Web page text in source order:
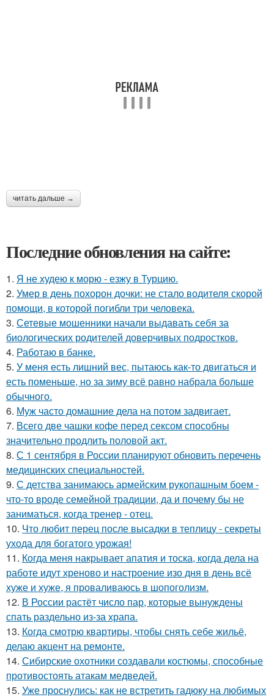
читать дальше →
Последние обновления на сайте:
1. Я не худею к морю - езжу в Турцию.
2. Умер в день похорон дочки: не стало водителя скорой
помощи, в которой погибли три человека.
3. Сетевые мошенники начали выдавать себя за
биологических родителей доверчивых подростков.
4. Работаю в банке.
5. У меня есть лишний вес, пытаюсь как-то двигаться и
есть поменьше, но за зиму всё равно набрала больше
обычного.
6. Муж часто домашние дела на потом задвигает.
7. Всего две чашки кофе перед сексом способны
значительно продлить половой акт.
8. С 1 сентября в России планируют обновить перечень
медицинских специальностей.
9. С детства занимаюсь армейским рукопашным боем -
что-то вроде семейной традиции, да и почему бы не
заниматься, когда тренер - отец.
10. Что любит перец после высадки в теплицу - секреты
ухода для богатого урожая!
11. Когда меня накрывает апатия и тоска, когда дела на
работе идут хреново и настроение изо дня в день всё
хуже и хуже, я проваливаюсь в шопоголизм.
12. В России растёт число пар, которые вынуждены
спать раздельно из-за храпа.
13. Когда смотрю квартиры, чтобы снять себе жильё,
делаю акцент на ремонте.
14. Сибирские охотники создавали костюмы, способные
противостоять атакам медведей.
15. Уже проснулись: как не встретить гадюку на любимых